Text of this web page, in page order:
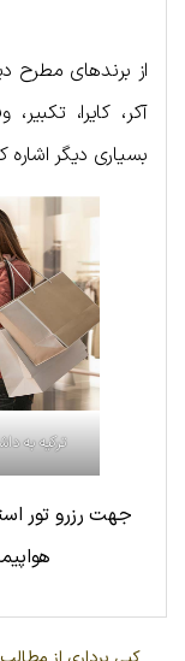
از برندهای مطرح
آکر، کایرا،
بسیاری دیگر اشاره
ترکیه به
جهت رزرو تور